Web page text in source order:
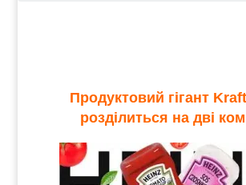
Продуктовий гігант
розділиться на дві